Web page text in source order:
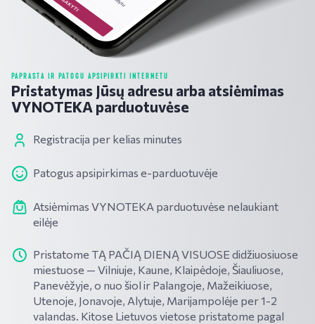
PAPRASTA IR PATOGU APSIPIRKTI INTERNETU
Pristatymas Jūsų adresu arba atsiėmimas
VYNOTEKA parduotuvėse
Registracija per kelias minutes
Patogus apsipirkimas e-parduotuvėje
Atsiėmimas VYNOTEKA parduotuvėse nelaukiant
eilėje
Pristatome TĄ PAČIĄ DIENĄ VISUOSE didžiuosiuose
miestuose — Vilniuje, Kaune, Klaipėdoje, Šiauliuose,
Panevėžyje, o nuo šiol ir Palangoje, Mažeikiuose,
Utenoje, Jonavoje, Alytuje, Marijampolėje per 1-2
valandas. Kitose Lietuvos vietose pristatome pagal